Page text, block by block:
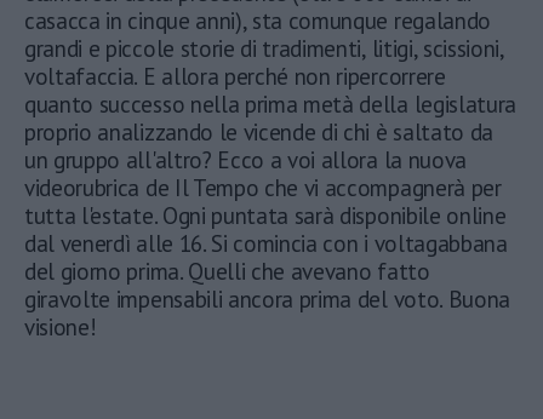
casacca in cinque anni), sta comunque regalando
grandi e piccole storie di tradimenti, litigi, scissioni,
voltafaccia. E allora perché non ripercorrere
quanto successo nella prima metà della legislatura
proprio analizzando le vicende di chi è saltato da
un gruppo all'altro? Ecco a voi allora la nuova
videorubrica de Il Tempo che vi accompagnerà per
tutta l'estate. Ogni puntata sarà disponibile online
dal venerdì alle 16. Si comincia con i voltagabbana
del giorno prima. Quelli che avevano fatto
giravolte impensabili ancora prima del voto. Buona
visione!